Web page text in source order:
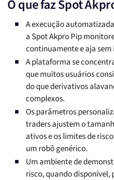
O que faz Spot
A execução
a Spot Akpro Pip
continuamente e aja
A plataforma se
que muitos usuários
do que derivativos
complexos.
Os parâmetros
traders ajustem o
ativos e os limites de
um robô genérico.
Um ambiente de
risco, quando disponível,